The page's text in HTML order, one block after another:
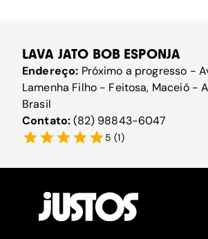
LAVA JATO BOB ESPONJA
Endereço: Próximo a progresso -
Lamenha Filho - Feitosa, Maceió -
Brasil
Contato:(82) 98843-6047
5 (1)